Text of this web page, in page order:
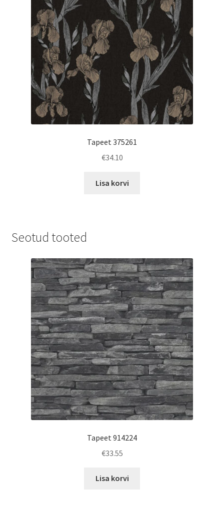
Tapeet 375261
€34.10
Lisa korvi
Seotud tooted
Tapeet 914224
€33.55
Lisa korvi